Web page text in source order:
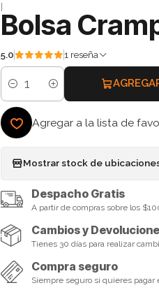
|
Bolsa
5.0 1 reseña
Cantidad
Agregar a la lista de
Mostrar stock de
Despacho Gratis
A partir de compras sobre los
Cambios y
Tienes 30 días para realizar
Compra seguro
Siempre seguro si quieres pagar